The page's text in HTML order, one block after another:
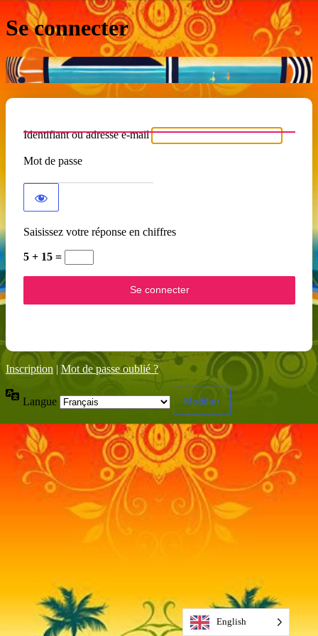
Se connecter
Identifiant ou adresse e-mail
Mot de passe
Saisissez votre réponse en chiffres
5 + 15 =
Inscription | Mot de passe oublié ?
Langue
English